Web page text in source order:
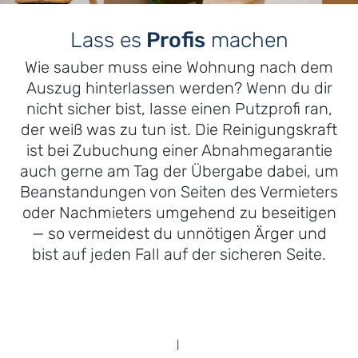
Lass es Profis machen
Wie sauber muss eine Wohnung nach dem
Auszug hinterlassen werden? Wenn du dir
nicht sicher bist, lasse einen Putzprofi ran,
der weiß was zu tun ist. Die Reinigungskraft
ist bei Zubuchung einer Abnahmegarantie
auch gerne am Tag der Übergabe dabei, um
Beanstandungen von Seiten des Vermieters
oder Nachmieters umgehend zu beseitigen
— so vermeidest du unnötigen Ärger und
bist auf jeden Fall auf der sicheren Seite.